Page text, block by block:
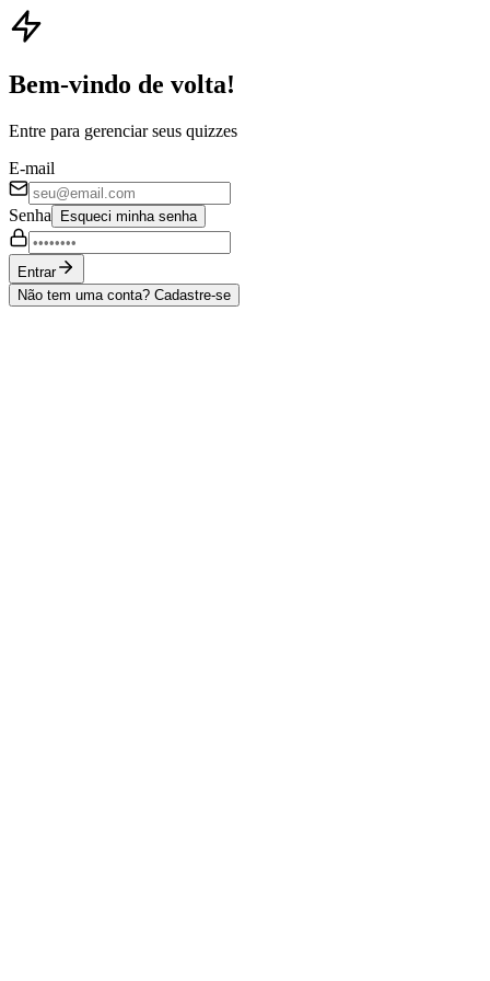
Bem-vindo de volta!
Entre para gerenciar seus quizzes
E-mail
Senha Esqueci minha senha
Entrar
Não tem uma conta? Cadastre-se